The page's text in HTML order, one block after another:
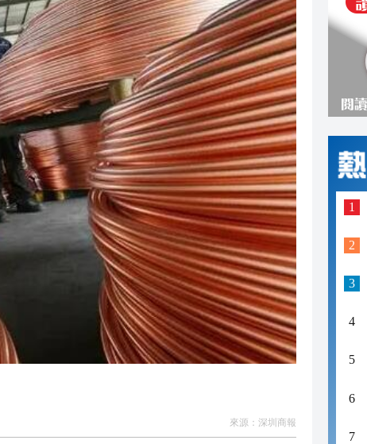
人的晚年健康
23:00
備劇烈晃動
22:54
幅名家力作匯聚香江
22:54
來源： 深圳商報